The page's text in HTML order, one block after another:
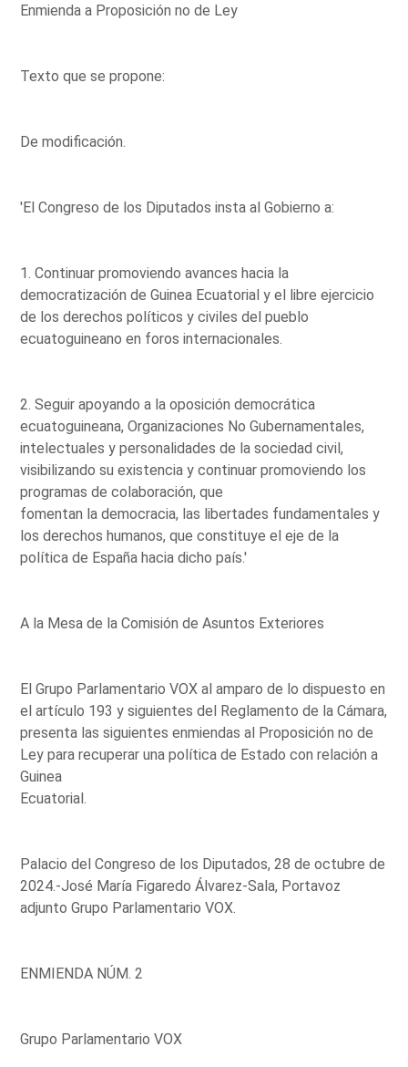
Enmienda a Proposición no de Ley
Texto que se propone:
De modificación.
'El Congreso de los Diputados insta al Gobierno a:
1. Continuar promoviendo avances hacia la
democratización de Guinea Ecuatorial y el libre ejercicio
de los derechos políticos y civiles del pueblo
ecuatoguineano en foros internacionales.
2. Seguir apoyando a la oposición democrática
ecuatoguineana, Organizaciones No Gubernamentales,
intelectuales y personalidades de la sociedad civil,
visibilizando su existencia y continuar promoviendo los
programas de colaboración, que
fomentan la democracia, las libertades fundamentales y
los derechos humanos, que constituye el eje de la
política de España hacia dicho país.'
A la Mesa de la Comisión de Asuntos Exteriores
El Grupo Parlamentario VOX al amparo de lo dispuesto en
el artículo 193 y siguientes del Reglamento de la Cámara,
presenta las siguientes enmiendas al Proposición no de
Ley para recuperar una política de Estado con relación a
Guinea
Ecuatorial.
Palacio del Congreso de los Diputados, 28 de octubre de
2024.-José María Figaredo Álvarez-Sala, Portavoz
adjunto Grupo Parlamentario VOX.
ENMIENDA NÚM. 2
Grupo Parlamentario VOX